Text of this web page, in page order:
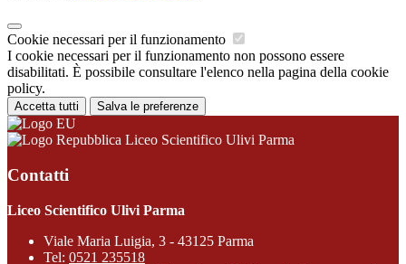
Cookie necessari per il funzionamento
I cookie necessari per il funzionamento non possono essere
disabilitati. È possibile consultare l'elenco nella pagina della cookie
policy.
Accetta tutti Salva le preferenze
Liceo Scientifico Ulivi Parma
Contatti
Liceo Scientifico Ulivi Parma
Viale Maria Luigia, 3 - 43125 Parma
Tel: 0521 235518